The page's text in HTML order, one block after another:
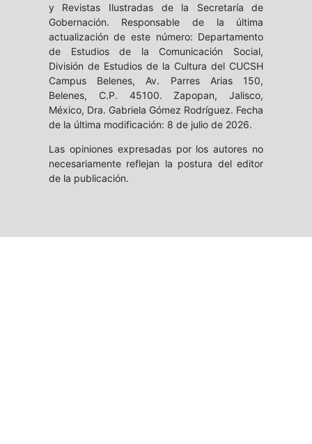
y Revistas Ilustradas de la Secretaría de
Gobernación. Responsable de la última
actualización de este número: Departamento
de Estudios de la Comunicación Social,
División de Estudios de la Cultura del CUCSH
Campus Belenes, Av. Parres Arias 150,
Belenes, C.P. 45100. Zapopan, Jalisco,
México, Dra. Gabriela Gómez Rodríguez. Fecha
de la última modificación: 8 de julio de 2026.
Las opiniones expresadas por los autores no
necesariamente reflejan la postura del editor
de la publicación.